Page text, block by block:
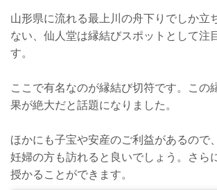
山形県に流れる最上川の舟下りでしか立
ない、仙人堂は縁結びスポットとして注
す。
ここで有名なのが縁結び切符です。この
果が絶大だと話題になりました。
ほかにも子宝や安産のご利益があるので
妊婦の方も訪れると良いでしょう。さら
授かることができます。